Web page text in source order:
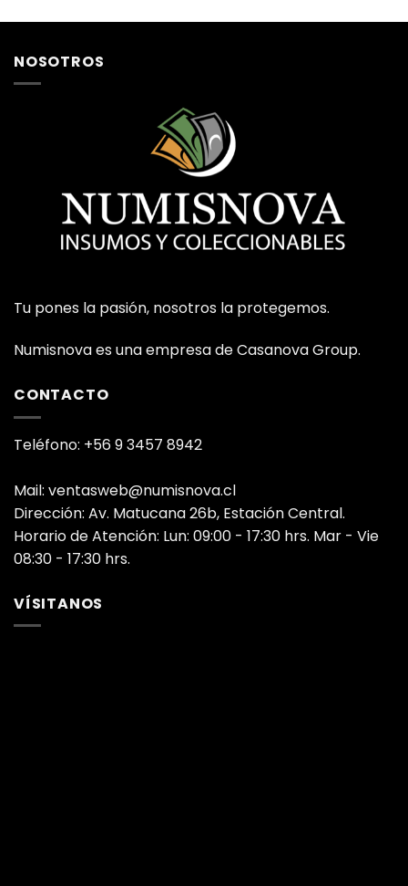
NOSOTROS
Tu pones la pasión, nosotros la protegemos.
Numisnova es una empresa de Casanova Group.
CONTACTO
Teléfono: +56 9 3457 8942
Mail: ventasweb@numisnova.cl
Dirección: Av. Matucana 26b, Estación Central.
Horario de Atención: Lun: 09:00 - 17:30 hrs. Mar - Vie
08:30 - 17:30 hrs.
VÍSITANOS